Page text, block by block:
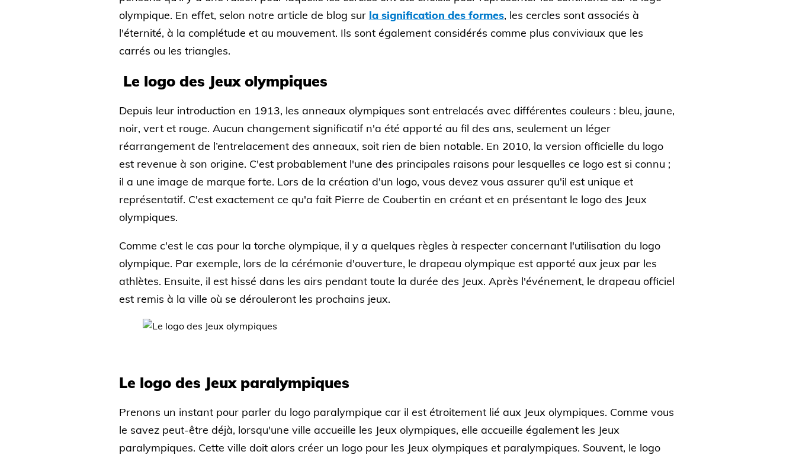
olympique. En effet, selon notre article de blog sur la signification des formes, les cercles sont associés à
l'éternité, à la complétude et au mouvement. Ils sont également considérés comme plus conviviaux que les
carrés ou les triangles.
Le logo des Jeux olympiques
Depuis leur introduction en 1913, les anneaux olympiques sont entrelacés avec différentes couleurs : bleu, jaune,
noir, vert et rouge. Aucun changement significatif n'a été apporté au fil des ans, seulement un léger
réarrangement de l’entrelacement des anneaux, soit rien de bien notable. En 2010, la version officielle du logo
est revenue à son origine. C'est probablement l'une des principales raisons pour lesquelles ce logo est si connu ;
il a une image de marque forte. Lors de la création d'un logo, vous devez vous assurer qu'il est unique et
représentatif. C'est exactement ce qu'a fait Pierre de Coubertin en créant et en présentant le logo des Jeux
olympiques.
Comme c'est le cas pour la torche olympique, il y a quelques règles à respecter concernant l'utilisation du logo
olympique. Par exemple, lors de la cérémonie d'ouverture, le drapeau olympique est apporté aux jeux par les
athlètes. Ensuite, il est hissé dans les airs pendant toute la durée des Jeux. Après l'événement, le drapeau officiel
est remis à la ville où se dérouleront les prochains jeux.
Le logo des Jeux paralympiques
Prenons un instant pour parler du logo paralympique car il est étroitement lié aux Jeux olympiques. Comme vous
le savez peut-être déjà, lorsqu'une ville accueille les Jeux olympiques, elle accueille également les Jeux
paralympiques. Cette ville doit alors créer un logo pour les Jeux olympiques et paralympiques. Souvent, le logo